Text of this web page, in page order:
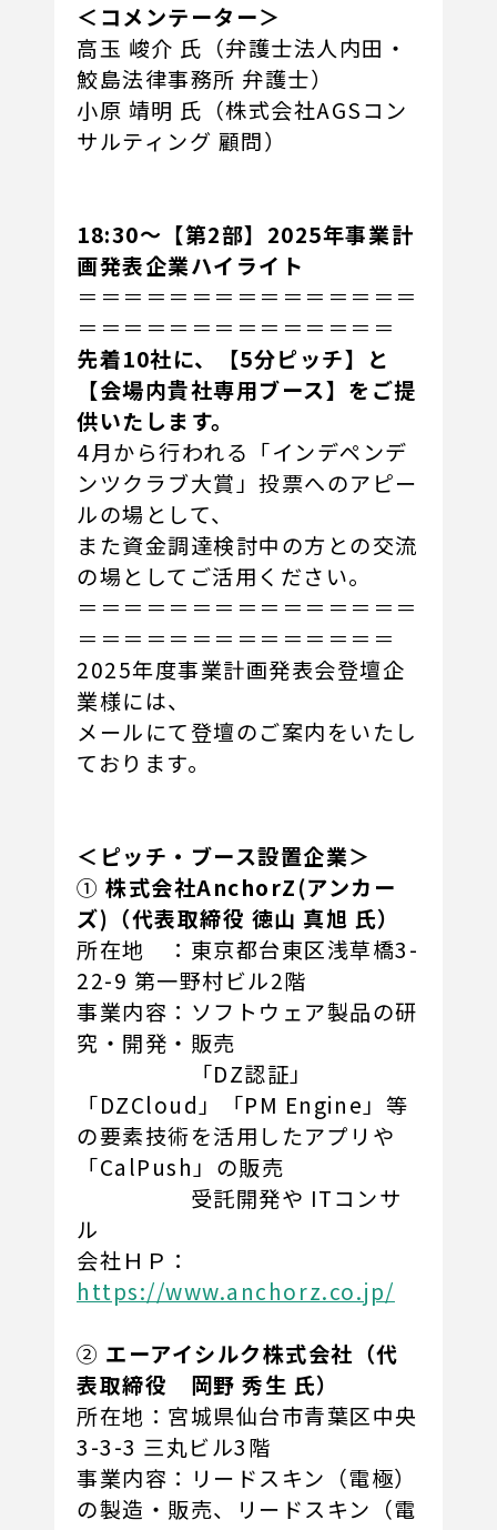
＜コメンテーター＞
高玉 峻介 氏（弁護士法人内田・
鮫島法律事務所 弁護士）
小原 靖明 氏（株式会社AGSコン
サルティング 顧問）
18:30～【第2部】2025年事業計
画発表企業ハイライト
＝＝＝＝＝＝＝＝＝＝＝＝＝＝＝
＝＝＝＝＝＝＝＝＝＝＝＝＝＝
先着10社に、【5分ピッチ】と
【会場内貴社専用ブース】をご提
供いたします。
4月から行われる「インデペンデ
ンツクラブ大賞」投票へのアピー
ルの場として、
また資金調達検討中の方との交流
の場としてご活用ください。
＝＝＝＝＝＝＝＝＝＝＝＝＝＝＝
＝＝＝＝＝＝＝＝＝＝＝＝＝＝
2025年度事業計画発表会登壇企
業様には、
メールにて登壇のご案内をいたし
ております。
＜ピッチ・ブース設置企業＞
①株式会社AnchorZ(アンカー
ズ)（代表取締役 徳山 真旭 氏）
所在地 ：東京都台東区浅草橋3-
22-9 第一野村ビル2階
事業内容：ソフトウェア製品の研
究・開発・販売
「DZ認証」
「DZCloud」「PM Engine」等
の要素技術を活用したアプリや
「CalPush」の販売
受託開発や ITコンサ
ル
会社ＨＰ：
https://www.anchorz.co.jp/
② エーアイシルク株式会社（代
表取締役 岡野 秀生 氏）
所在地：宮城県仙台市青葉区中央
3-3-3 三丸ビル3階
事業内容：リードスキン（電極）
の製造・販売、リードスキン（電